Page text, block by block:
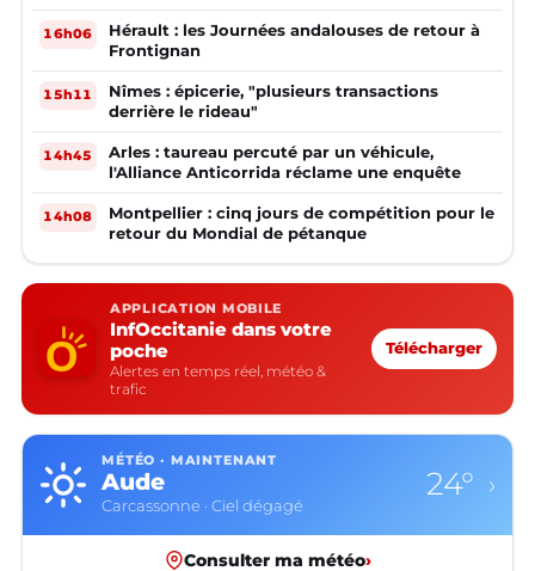
16h06
Hérault : les Journées andalouses de retour à
Frontignan
15h11
Nîmes : épicerie, "plusieurs transactions
derrière le rideau"
14h45
Arles : taureau percuté par un véhicule,
l'Alliance Anticorrida réclame une enquête
14h08
Montpellier : cinq jours de compétition pour le
retour du Mondial de pétanque
APPLICATION MOBILE
InfOccitanie dans votre
poche
Alertes en temps réel, météo &
trafic
Télécharger
MÉTÉO · MAINTENANT
Aude
Carcassonne · Ciel dégagé
24° ›
Consulter ma météo›